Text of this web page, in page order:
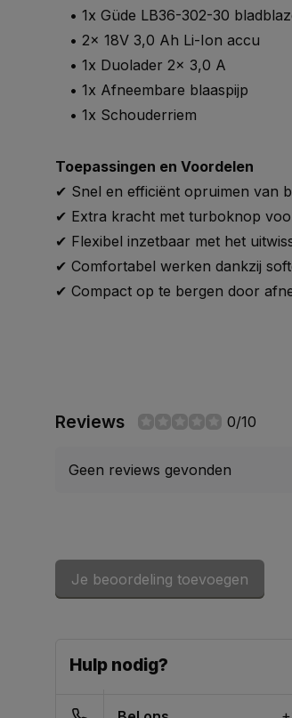
• 1x Güde LB36-302-30
• 2x 18V 3,0 Ah Li-Ion accu
• 1x Duolader 2x 3,0 A
• 1x Afneembare blaaspijp
• 1x Schouderriem
Toepassingen en Voordelen
✔ Snel en efficiënt opruimen van
✔ Extra kracht met turboknop
✔ Flexibel inzetbaar met het
✔ Comfortabel werken dankzij
✔ Compact op te bergen door
Reviews 0/10
Geen reviews gevonden
Je beoordeling toevoegen
Hulp nodig?